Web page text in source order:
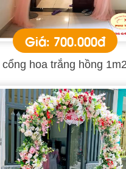
Giá: 700.000đ
cổng hoa trắng hồng 1m2